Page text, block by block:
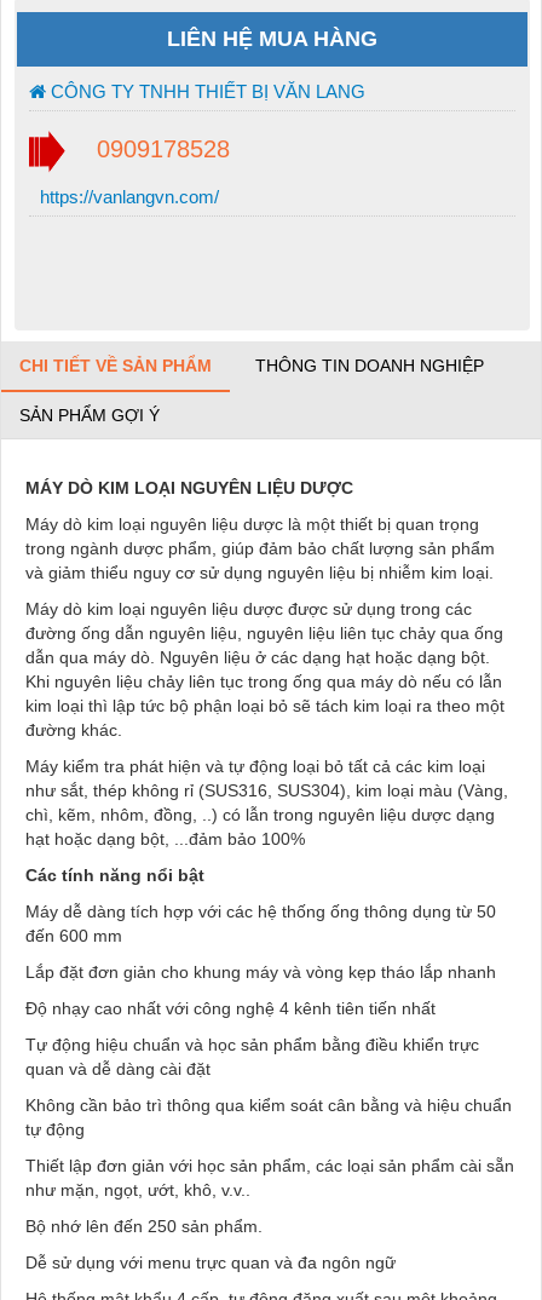
LIÊN HỆ MUA HÀNG
CÔNG TY TNHH THIẾT BỊ VĂN LANG
0909178528
https://vanlangvn.com/
CHI TIẾT VỀ SẢN PHẨM THÔNG TIN DOANH NGHIỆP
SẢN PHẨM GỢI Ý
MÁY DÒ KIM LOẠI NGUYÊN LIỆU DƯỢC
Máy dò kim loại nguyên liệu dược là một thiết bị quan trọng
trong ngành dược phẩm, giúp đảm bảo chất lượng sản phẩm
và giảm thiểu nguy cơ sử dụng nguyên liệu bị nhiễm kim loại.
Máy dò kim loại nguyên liệu dược được sử dụng trong các
đường ống dẫn nguyên liệu, nguyên liệu liên tục chảy qua ống
dẫn qua máy dò. Nguyên liệu ở các dạng hạt hoặc dạng bột.
Khi nguyên liệu chảy liên tục trong ống qua máy dò nếu có lẫn
kim loại thì lập tức bộ phận loại bỏ sẽ tách kim loại ra theo một
đường khác.
Máy kiểm tra phát hiện và tự động loại bỏ tất cả các kim loại
như sắt, thép không rỉ (SUS316, SUS304), kim loại màu (Vàng,
chì, kẽm, nhôm, đồng, ..) có lẫn trong nguyên liệu dược dạng
hạt hoặc dạng bột, ...đảm bảo 100%
Các tính năng nổi bật
Máy dễ dàng tích hợp với các hệ thống ống thông dụng từ 50
đến 600 mm
Lắp đặt đơn giản cho khung máy và vòng kẹp tháo lắp nhanh
Độ nhạy cao nhất với công nghệ 4 kênh tiên tiến nhất
Tự động hiệu chuẩn và học sản phẩm bằng điều khiển trực
quan và dễ dàng cài đặt
Không cần bảo trì thông qua kiểm soát cân bằng và hiệu chuẩn
tự động
Thiết lập đơn giản với học sản phẩm, các loại sản phẩm cài sẵn
như mặn, ngọt, ướt, khô, v.v..
Bộ nhớ lên đến 250 sản phẩm.
Dễ sử dụng với menu trực quan và đa ngôn ngữ